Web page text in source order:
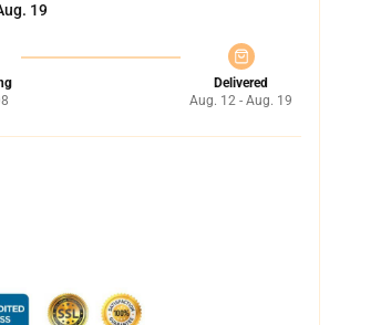
19
Delivered
Aug. 12 - Aug. 19